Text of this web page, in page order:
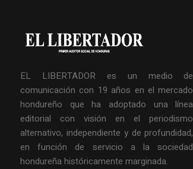
EL LIBERTADOR es un medio de
comunicación con 19 años en el mercado
hondureño que ha adoptado una línea
editorial con visión en el periodismo
alternativo, independiente y de profundidad,
en función de servicio a la sociedad
hondureña históricamente marginada.